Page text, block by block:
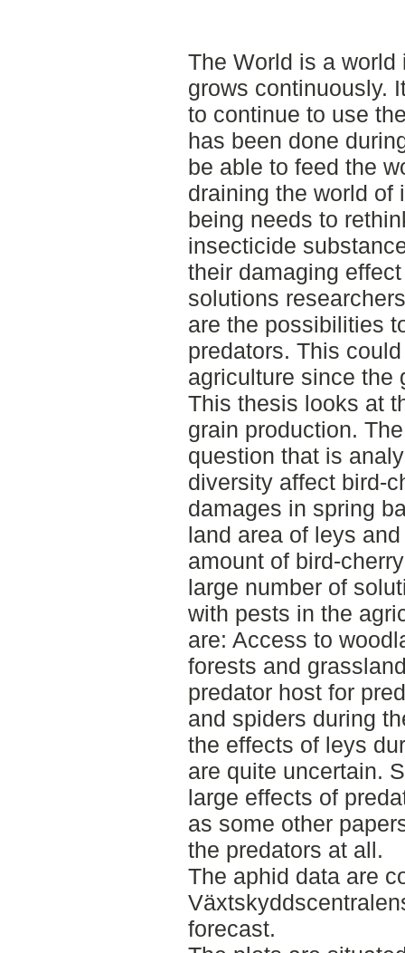
The World is a
grows continuously.
to continue to use
has been done
be able to feed the
draining the world of
being needs to
insecticide
their damaging
solutions
are the possibilities
predators. This
agriculture since the
This thesis looks at
grain production.
question that is
diversity affect bird-
damages in spring
land area of leys
amount of bird-
large number of
with pests in the
are: Access to
forests and
predator host for
and spiders during
the effects of leys
are quite uncertain.
large effects of
as some other
the predators at all.
The aphid data are
forecast.